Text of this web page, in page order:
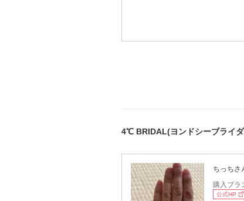
4℃ BRIDAL(ヨンドシーブライダ
ちっちさ
購入ブラ
公式HP